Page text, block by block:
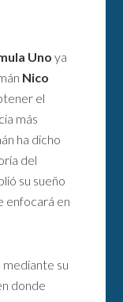
Uno ya
Nico
el
más
ha dicho
del
su sueño
enfocará en
su
donde